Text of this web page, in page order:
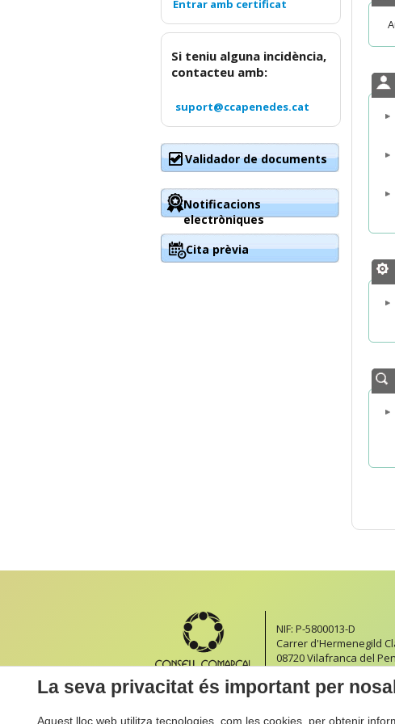
Si teniu alguna incidència,
contacteu amb:
suport@ccapenedes.cat
Validador de documents
Notificacions
electròniques
Cita prèvia
NIF: P-5800013-D
Carrer d'Hermenegild
08720 Vilafranca del
La seva privacitat és important per
Aquest lloc web utilitza tecnologies, com les cookies, per obtenir